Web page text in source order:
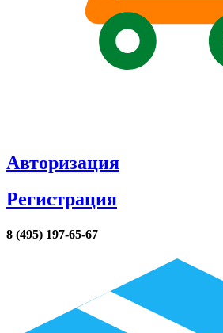
Авторизация
Регистрация
8 (495) 197-65-67